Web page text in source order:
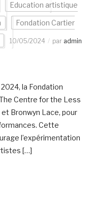
Education artistique
Fondation Cartier
10/05/2024 par admin
la Fondation
Centre for the Less
Bronwyn Lace, pour
Cette
l’expérimentation
[…]